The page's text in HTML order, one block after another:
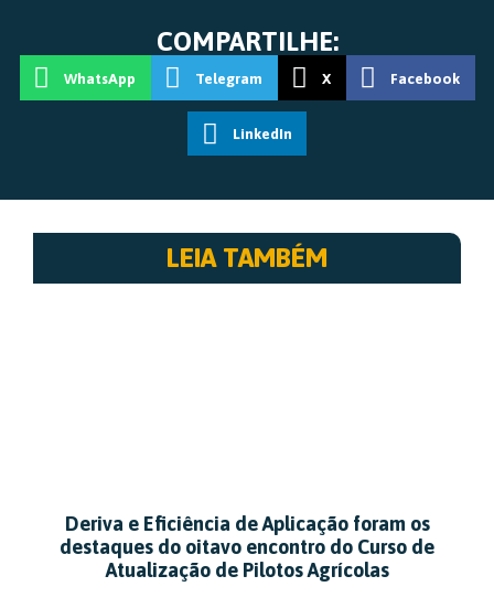
COMPARTILHE:
WhatsApp Telegram X Facebook
LinkedIn
LEIA TAMBÉM
Deriva e Eficiência de Aplicação foram os
destaques do oitavo encontro do Curso de
Atualização de Pilotos Agrícolas